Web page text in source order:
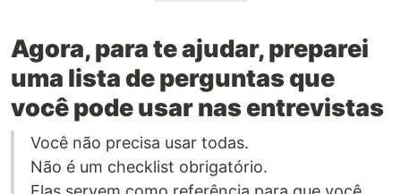
Agora, para te ajudar, preparei
uma lista de perguntas que
você pode usar nas entrevistas
Você não precisa usar todas.
Não é um checklist obrigatório.